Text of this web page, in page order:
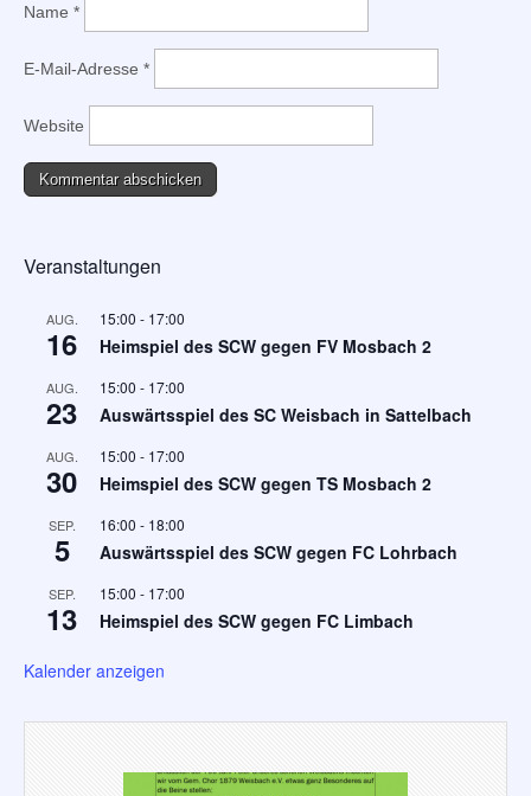
Name *
E-Mail-Adresse *
Website
Veranstaltungen
AUG.
16
15:00 - 17:00
Heimspiel des SCW gegen FV Mosbach 2
AUG.
23
15:00 - 17:00
Auswärtsspiel des SC Weisbach in Sattelbach
AUG.
30
15:00 - 17:00
Heimspiel des SCW gegen TS Mosbach 2
SEP.
5
16:00 - 18:00
Auswärtsspiel des SCW gegen FC Lohrbach
SEP.
13
15:00 - 17:00
Heimspiel des SCW gegen FC Limbach
Kalender anzeigen